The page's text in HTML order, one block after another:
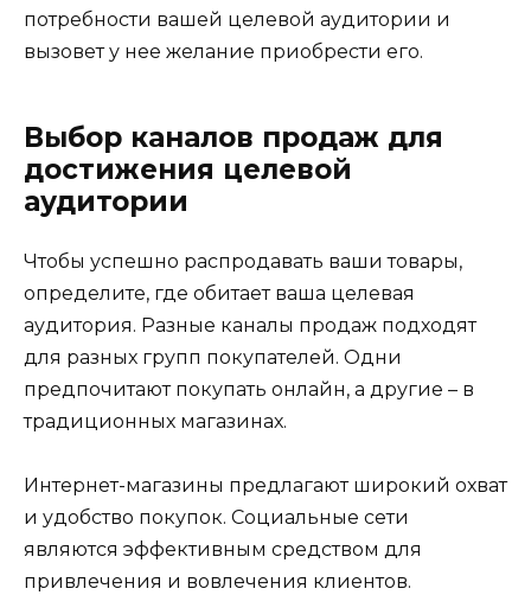
потребности вашей целевой аудитории и
вызовет у нее желание приобрести его.
Выбор каналов продаж для
достижения целевой
аудитории
Чтобы успешно распродавать ваши товары,
определите, где обитает ваша целевая
аудитория. Разные каналы продаж подходят
для разных групп покупателей. Одни
предпочитают покупать онлайн, а другие – в
традиционных магазинах.
Интернет-магазины предлагают широкий охват
и удобство покупок. Социальные сети
являются эффективным средством для
привлечения и вовлечения клиентов.